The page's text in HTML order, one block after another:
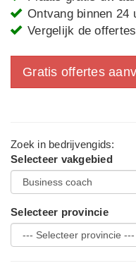
Ontvang binnen 24
Vergelijk de
Gratis offertes
Zoek in bedrijvengids:
Selecteer vakgebied
Selecteer provincie